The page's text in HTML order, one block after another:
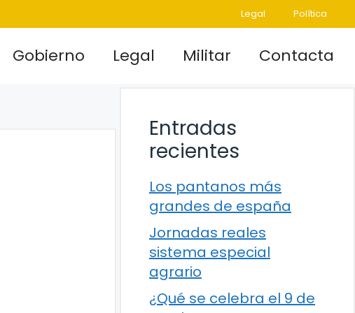
Legal Política
Gobierno Legal Militar Contacta
Entradas
recientes
Los pantanos más
grandes de españa
Jornadas reales
sistema especial
agrario
¿Qué se celebra el 9 de